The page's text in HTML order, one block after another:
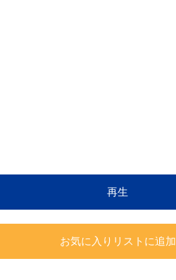
再生
お気に入りリストに追加